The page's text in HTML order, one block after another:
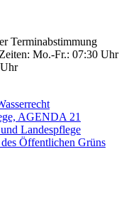
Terminabstimmung
Mo.-Fr.: 07:30 Uhr
AGENDA 21
Landespflege
Öffentlichen Grüns